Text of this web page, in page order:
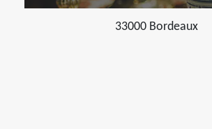
33000 Bordeaux